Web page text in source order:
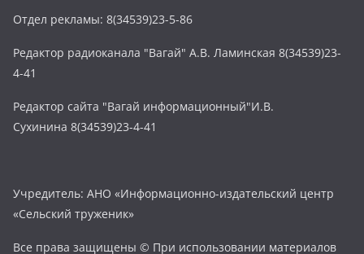
Отдел рекламы: 8(34539)23-5-86
Редактор радиоканала "Вагай" А.В. Ламинская 8(34539)23-
4-41
Редактор сайта "Вагай информационный"И.В.
Сухинина 8(34539)23-4-41
Учредитель: АНО «Информационно-издательский центр
«Сельский труженик»
Все права защищены © При использовании материалов